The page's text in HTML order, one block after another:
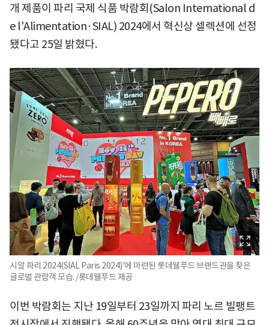
개 제품이 파리 국제 식품 박람회(Salon International d
e l'Alimentation·SIAL) 2024에서 혁신상 셀렉션에 선정
됐다고 25일 밝혔다.
시알 파리 2024(SIAL Paris 2024)'에 마련된 롯데웰푸드 브랜드관을 찾은
글로벌 관람객 모습. /롯데웰푸드 제공
이번 박람회는 지난 19일부터 23일까지 파리 노르 빌팽트